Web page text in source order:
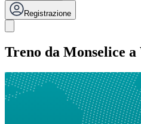
Registrazione
Treno da Monselice a